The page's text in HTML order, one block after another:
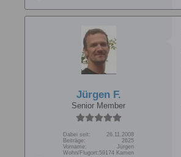
Jürgen F.
Senior Member
Dabei seit:
26.11.2008
Beiträge:
2625
Vorname:
Jürgen
Wohn/Flugort:59174 Kamen